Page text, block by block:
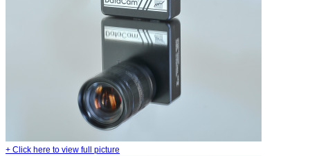
+ Click here to view full picture